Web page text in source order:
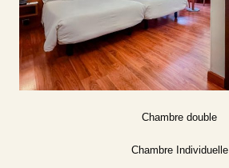
Chambre double
Chambre Individuelle